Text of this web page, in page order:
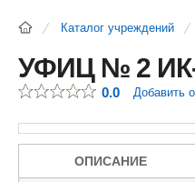
РЕКЛАМОДАТЕЛЯМ
Каталог учреждений
УФИЦ № 2
0.0 Добавить
ОПИСАНИЕ